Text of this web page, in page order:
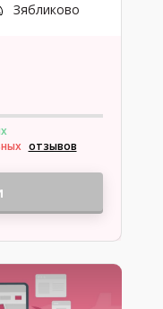
Зябликово
отзывов